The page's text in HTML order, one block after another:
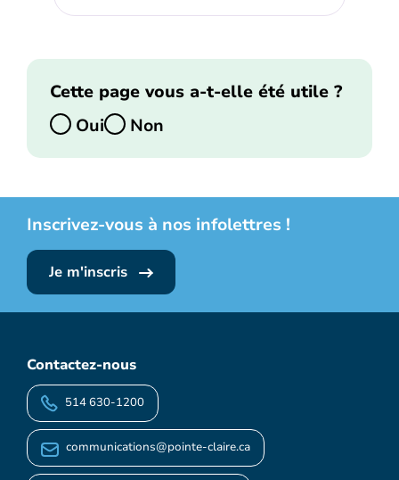
Cette page vous a-t-elle été utile ?
Oui
Non
Inscrivez-vous à nos infolettres !
Je m'inscris
Contactez-nous
514 630-1200
communications@pointe-claire.ca